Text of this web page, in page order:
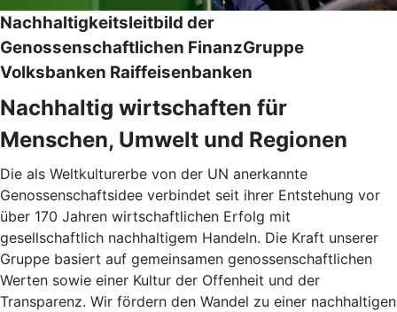
Nachhaltigkeitsleitbild der
Genossenschaftlichen FinanzGruppe
Volksbanken Raiffeisenbanken
Nachhaltig wirtschaften für
Menschen, Umwelt und Regionen
Die als Weltkulturerbe von der UN anerkannte
Genossenschaftsidee verbindet seit ihrer Entstehung vor
über 170 Jahren wirtschaftlichen Erfolg mit
gesellschaftlich nachhaltigem Handeln. Die Kraft unserer
Gruppe basiert auf gemeinsamen genossenschaftlichen
Werten sowie einer Kultur der Offenheit und der
Transparenz. Wir fördern den Wandel zu einer nachhaltigen